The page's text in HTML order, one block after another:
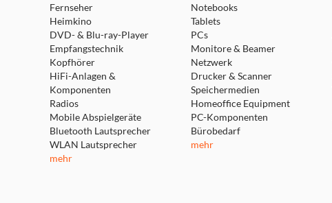
Geschlossen - öffnet um 09:30 Uhr
weitere Details
expert Lehrte
Parkstraße 30
31275 Lehrte
Geschlossen - öffnet um 09:30 Uhr
weitere Details
Fernseher
Heimkino
DVD- & Blu-ray-Player
Empfangstechnik
Kopfhörer
HiFi-Anlagen &
Komponenten
Radios
Mobile Abspielgeräte
Bluetooth Lautsprecher
WLAN Lautsprecher
mehr
Notebooks
Tablets
PCs
Monitore & Beamer
Netzwerk
Drucker & Scanner
Speichermedien
Homeoffice Equipment
PC-Komponenten
Bürobedarf
mehr